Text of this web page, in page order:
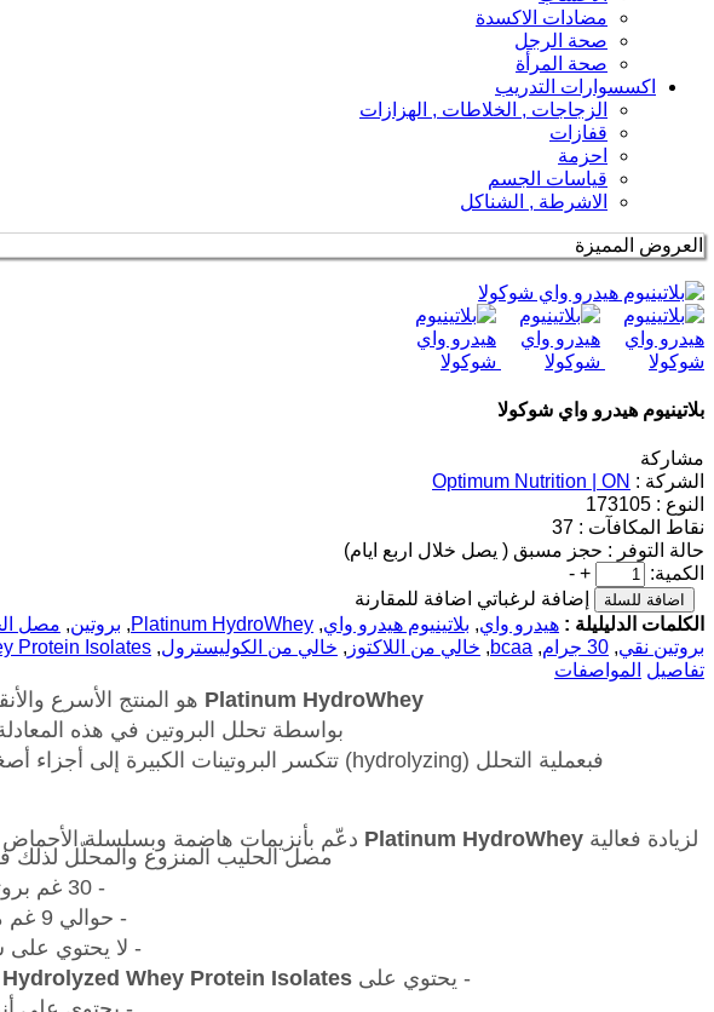
مضادات الاكسدة
صحة الرجل
صحة المرأة
اكسسوارات التدريب
الزجاجات , الخلاطات , الهزازات
قفازات
احزمة
قياسات الجسم
الاشرطة , الشناكل
العروض المميزة
بلاتينيوم هيدرو واي شوكولا
مشاركة
الشركة : Optimum Nutrition | ON
النوع :
نقاط المكافآت :
حالة التوفر : حجز مسبق ( يصل خلال اربع ايام)
الكمية:
+
-
إضافة لرغباتي اضافة للمقارنة
الكلمات الدليليلة : هيدرو واي, بلاتينيوم هيدرو واي,
Platinum HydroWhey
, بروتين, مصل
بروتين نقي, 30 جرام ,
bcaa
, خالي من اللاكتوز , خالي من الكوليسترول,
Protein Isolates
تفاصيل المواصفات
Platinum HydroWhey هو المنتج الأسرع
بواسطة تحلل البروتين في هذه
فبعملية التحلل (hydrolyzing) تتكسر البروتينات الكبيرة إلى أجزاء أصغر قادرة على الوصول إلى الخلايا بسرعة وتمكين العضلات من إعادة البناء بسرعة كبيرة جداً.
لزيادة فعاليةPlatinum HydroWhey دعّم بأنزيمات هاضمة وبسلسلة الأحماض
مصل الحليب المنزوع والمحلّل لذلك
- 30 غم بروتين مصل الحليب النقي لكل مكيال
- حوالي 9 غم من الأحماض الأمينية المتشعبة BCAA
- لا يحتوي على
- يحتوي على Whey Protein Isolates